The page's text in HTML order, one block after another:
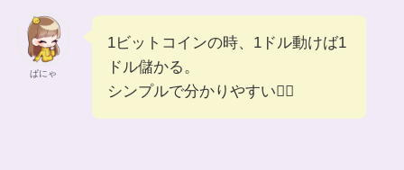
ぱにゃ
1ビットコインの時、1ドル動けば1
ドル儲かる。
シンプルで分かりやすい❤️‍🔥